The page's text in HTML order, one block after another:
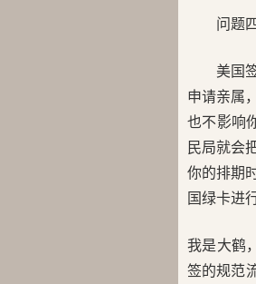
问题
美国
申请亲属
也不影响
民局就会
你的排期
国绿卡进
我是大鹤
签的规范